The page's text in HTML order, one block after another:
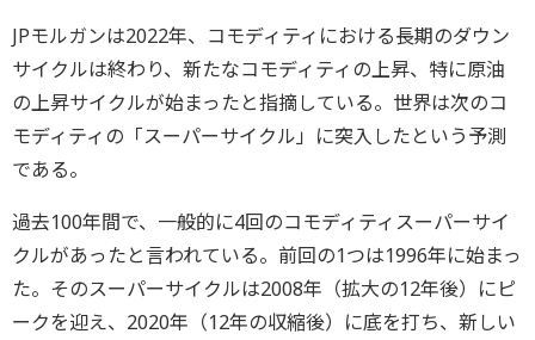
JPモルガンは2022年、コモディティにおける長期のダウン
サイクルは終わり、新たなコモディティの上昇、特に原油
の上昇サイクルが始まったと指摘している。世界は次のコ
モディティの「スーパーサイクル」に突入したという予測
である。
過去100年間で、一般的に4回のコモディティスーパーサイ
クルがあったと言われている。前回の1つは1996年に始まっ
た。そのスーパーサイクルは2008年（拡大の12年後）にピ
ークを迎え、2020年（12年の収縮後）に底を打ち、新しい